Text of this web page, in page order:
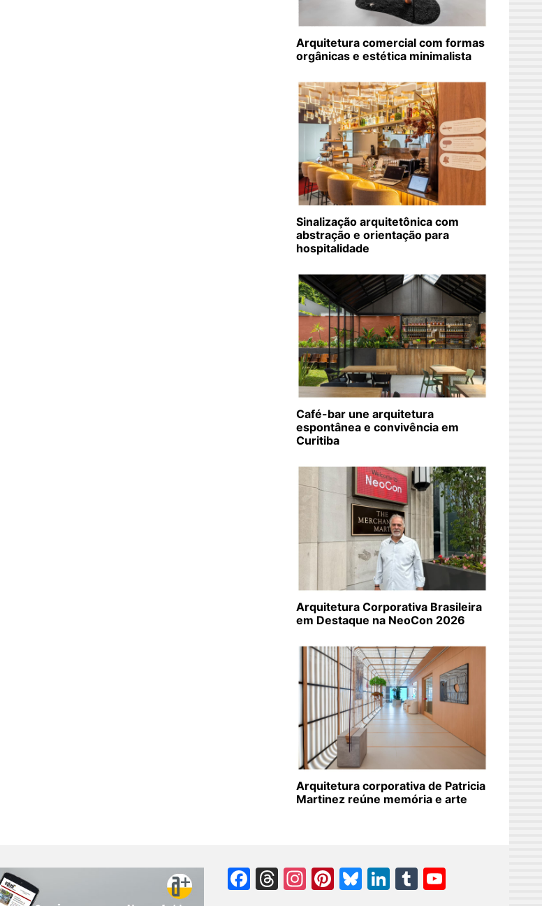
Arquitetura comercial com formas
orgânicas e estética minimalista
Sinalização arquitetônica com
abstração e orientação para
hospitalidade
Café-bar une arquitetura
espontânea e convivência em
Curitiba
Arquitetura Corporativa Brasileira
em Destaque na NeoCon 2026
Arquitetura corporativa de Patricia
Martinez reúne memória e arte
Facebook
Threads
Instagram
Pinterest
Bluesky
LinkedIn
Tumblr